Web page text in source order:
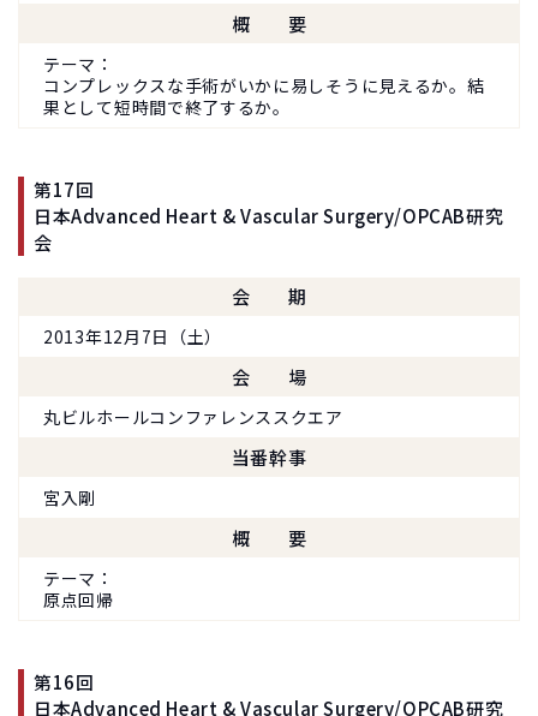
概要
テーマ
コンプレックスな手術がいかに易しそうに見えるか。結
果として短時間で終了するか。
第17回
日本Advanced Heart & Vascular Surgery/OPCAB研究
会
会期
2013年12月7日（土）
会場
丸ビルホールコンファレンススクエア
当番幹事
宮入剛
概要
テーマ
原点回帰
第16回
日本Advanced Heart & Vascular Surgery/OPCAB研究